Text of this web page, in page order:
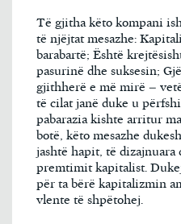
Të gjitha këto kompani
të njëjtat mesazhe:
barabartë; Është
pasurinë dhe suksesin;
gjithherë e më mirë –
të cilat janë duke u
pabarazia kishte arritur
botë, këto mesazhe
jashtë hapit, të
premtimit kapitalist.
për ta bërë kapitalizmin
vlente të shpëtohej.